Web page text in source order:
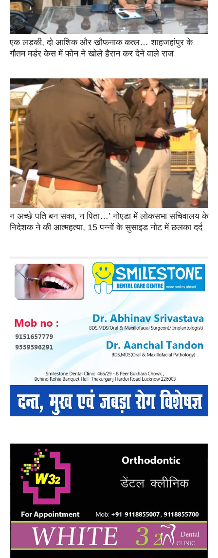
एक लड़की, दो आशिक और खौफनाक कत्ल… शाहजहांपुर के
गौतम मर्डर केस में फोन ने खोले हैरान कर देने वाले राज
न अच्छे पति बन सका, न पिता…’ नोएडा में लोकसभा सचिवालय के
निदेशक ने की आत्महत्या, 15 पन्नों के सुसाइड नोट में छलका दर्द